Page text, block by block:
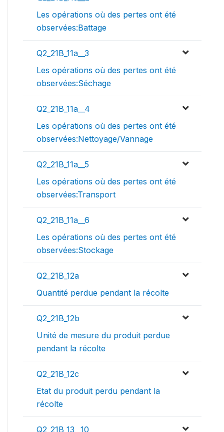
Les opérations où des pertes ont été
observées:Battage
Q2_21B_11a__3
Les opérations où des pertes ont été
observées:Séchage
Q2_21B_11a__4
Les opérations où des pertes ont été
observées:Nettoyage/Vannage
Q2_21B_11a__5
Les opérations où des pertes ont été
observées:Transport
Q2_21B_11a__6
Les opérations où des pertes ont été
observées:Stockage
Q2_21B_12a
Quantité perdue pendant la récolte
Q2_21B_12b
Unité de mesure du produit perdue
pendant la récolte
Q2_21B_12c
Etat du produit perdu pendant la
récolte
Q2_21B_13__10